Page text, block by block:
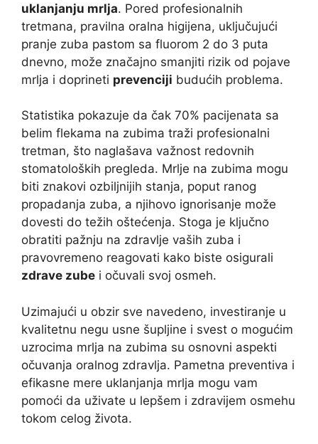
uklanjanju mrlja. Pored profesionalnih
tretmana, pravilna oralna higijena, uključujući
pranje zuba pastom sa fluorom 2 do 3 puta
dnevno, može značajno smanjiti rizik od pojave
mrlja i doprineti prevenciji budućih problema.
Statistika pokazuje da čak 70% pacijenata sa
belim flekama na zubima traži profesionalni
tretman, što naglašava važnost redovnih
stomatoloških pregleda. Mrlje na zubima mogu
biti znakovi ozbiljnijih stanja, poput ranog
propadanja zuba, a njihovo ignorisanje može
dovesti do težih oštećenja. Stoga je ključno
obratiti pažnju na zdravlje vaših zuba i
pravovremeno reagovati kako biste osigurali
zdrave zube i očuvali svoj osmeh.
Uzimajući u obzir sve navedeno, investiranje u
kvalitetnu negu usne šupljine i svest o mogućim
uzrocima mrlja na zubima su osnovni aspekti
očuvanja oralnog zdravlja. Pametna preventiva i
efikasne mere uklanjanja mrlja mogu vam
pomoći da uživate u lepšem i zdravijem osmehu
tokom celog života.